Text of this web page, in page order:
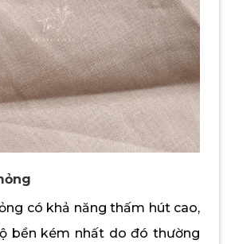
có khả năng thấm hút cao,
bền kém nhất do đó thường